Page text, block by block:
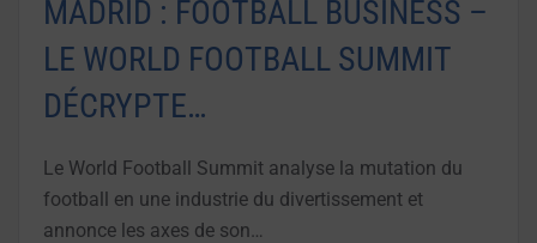
MADRID : FOOTBALL BUSINESS –
LE WORLD FOOTBALL SUMMIT
DÉCRYPTE…
Le World Football Summit analyse la mutation du
football en une industrie du divertissement et
annonce les axes de son…